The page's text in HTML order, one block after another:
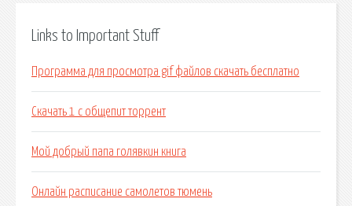
Links to Important Stuff
Программа для просмотра gif файлов скачать бесплатно
Скачать 1 с общепит торрент
Мой добрый папа голявкин книга
Онлайн расписание самолетов тюмень